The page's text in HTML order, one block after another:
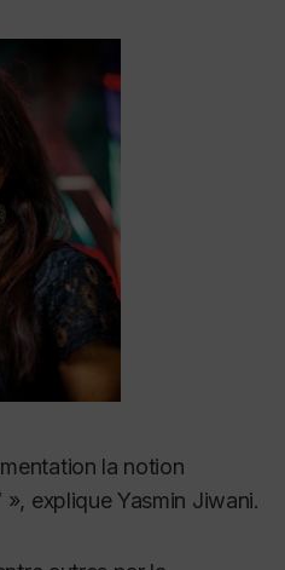
la notion
», explique Yasmin Jiwani.